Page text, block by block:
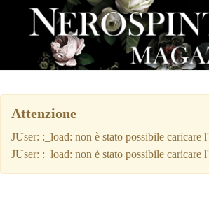
Attenzione
JUser: :_load: non è stato possibile caricare
JUser: :_load: non è stato possibile caricare